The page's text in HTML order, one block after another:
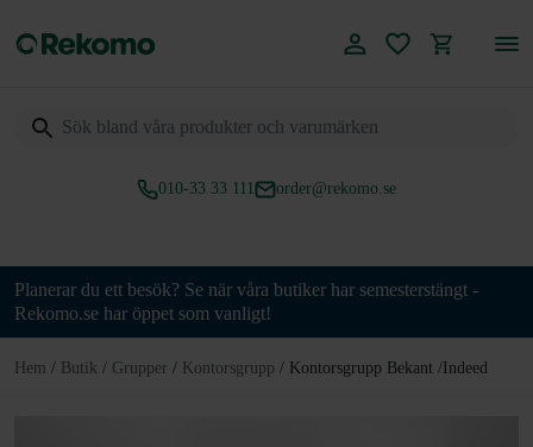
010-33 33 111 order@rekomo.se
Planerar du ett besök? Se när våra butiker har semesterstängt -
Rekomo.se har öppet som vanligt!
Hem / Butik / Grupper / Kontorsgrupp / Kontorsgrupp Bekant /Indeed